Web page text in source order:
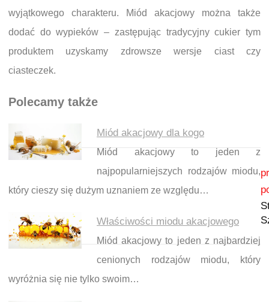
wyjątkowego charakteru. Miód akacjowy można także
dodać do wypieków – zastępując tradycyjny cukier tym
produktem uzyskamy zdrowsze wersje ciast czy
ciasteczek.
Polecamy także
Miód akacjowy dla kogo
Miód akacjowy to jeden z
najpopularniejszych rodzajów miodu,
który cieszy się dużym uznaniem ze względu…
Właściwości miodu akacjowego
Miód akacjowy to jeden z najbardziej
cenionych rodzajów miodu, który
wyróżnia się nie tylko swoim…
Nawigacja wpisu